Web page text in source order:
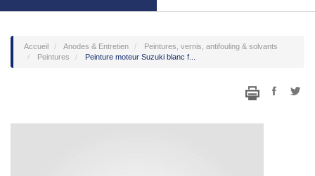
Accueil Anodes & Entretien
Peintures, vernis, antifouling & solvants
Peintures
Peinture moteur Suzuki blanc f...